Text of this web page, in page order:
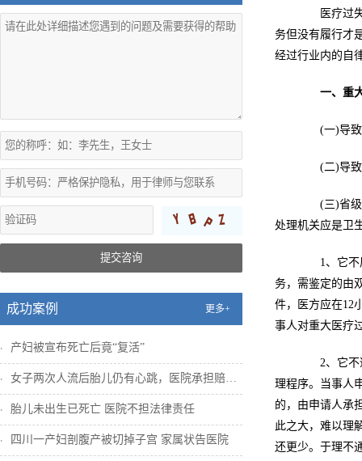
提交咨询
成功案例 更多+
产妇被宣布死亡后竟“复活”
女子两次人流后胎儿仍有心跳，医院承担赔偿...
胎儿未出生已死亡 医院不担法律责任
四川一产妇剖腹产被切掉子宫 家属状告医院
医疗过失
务但没有履行才
经过行业内的自
一、 重
(一)导致
(二)导致
(三)省级以
处理机关应是卫
1、它不属
务，需鉴定的由
件，医方应在12
事人对重大医疗
2、它不适
理程序。当事人
的，由申请人承
此之大，难以理
还更少。于理不